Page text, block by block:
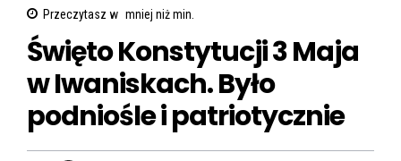
Przeczytasz w mniej niżmin.
Święto Konstytucji 3 Maja
w Iwaniskach. Było
podniośle i patriotycznie